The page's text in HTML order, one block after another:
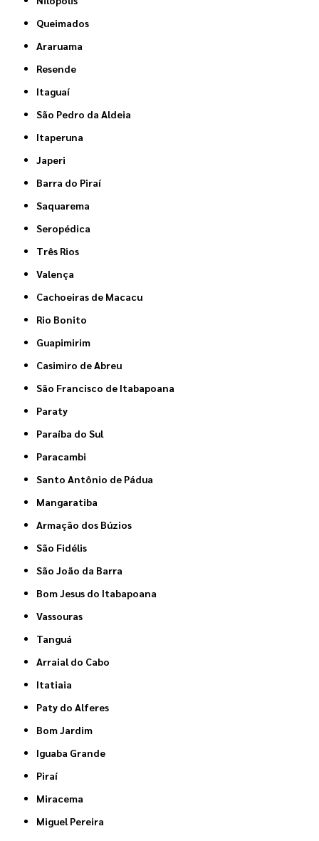
Queimados
Araruama
Resende
Itaguaí
São Pedro da Aldeia
Itaperuna
Japeri
Barra do Piraí
Saquarema
Seropédica
Três Rios
Valença
Cachoeiras de Macacu
Rio Bonito
Guapimirim
Casimiro de Abreu
São Francisco de Itabapoana
Paraty
Paraíba do Sul
Paracambi
Santo Antônio de Pádua
Mangaratiba
Armação dos Búzios
São Fidélis
São João da Barra
Bom Jesus do Itabapoana
Vassouras
Tanguá
Arraial do Cabo
Itatiaia
Paty do Alferes
Bom Jardim
Iguaba Grande
Piraí
Miracema
Miguel Pereira